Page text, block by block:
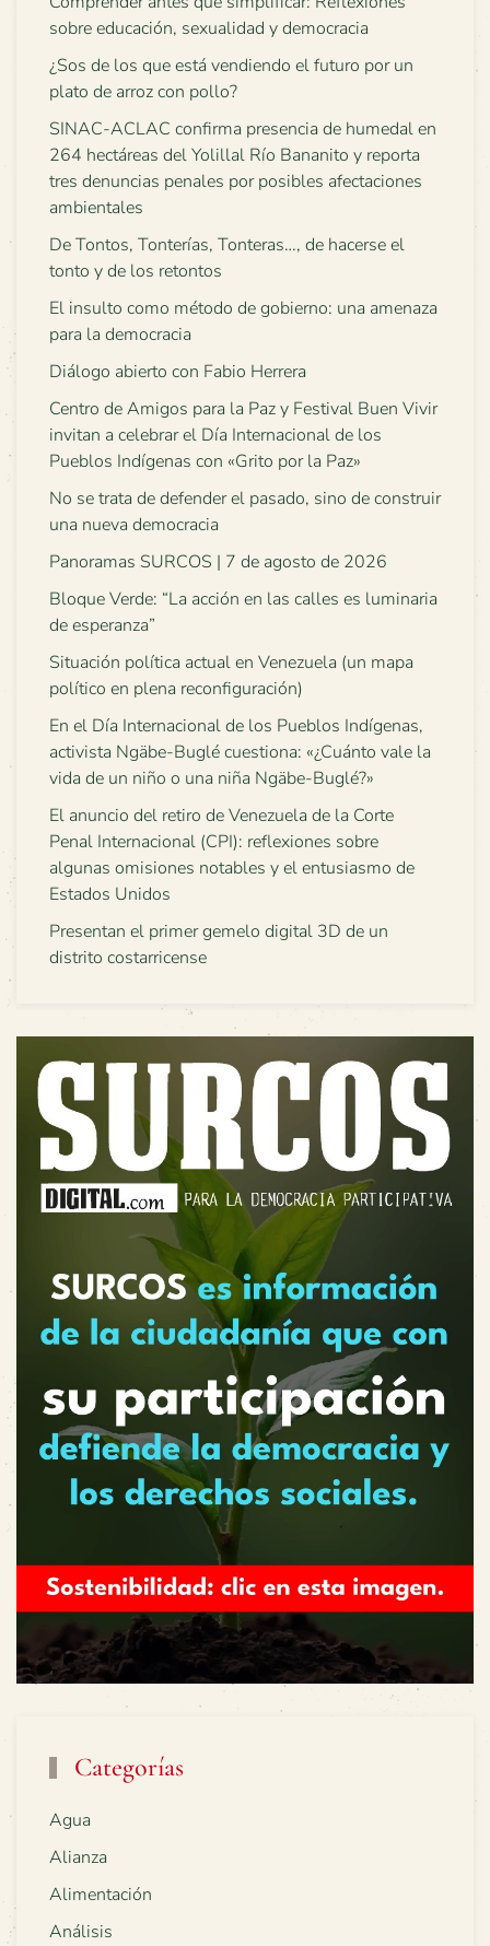
sobre educación, sexualidad y democracia
¿Sos de los que está vendiendo el futuro por un
plato de arroz con pollo?
SINAC-ACLAC confirma presencia de humedal en
264 hectáreas del Yolillal Río Bananito y reporta
tres denuncias penales por posibles afectaciones
ambientales
De Tontos, Tonterías, Tonteras…, de hacerse el
tonto y de los retontos
El insulto como método de gobierno: una amenaza
para la democracia
Diálogo abierto con Fabio Herrera
Centro de Amigos para la Paz y Festival Buen Vivir
invitan a celebrar el Día Internacional de los
Pueblos Indígenas con «Grito por la Paz»
No se trata de defender el pasado, sino de construir
una nueva democracia
Panoramas SURCOS | 7 de agosto de 2026
Bloque Verde: “La acción en las calles es luminaria
de esperanza”
Situación política actual en Venezuela (un mapa
político en plena reconfiguración)
En el Día Internacional de los Pueblos Indígenas,
activista Ngäbe-Buglé cuestiona: «¿Cuánto vale la
vida de un niño o una niña Ngäbe-Buglé?»
El anuncio del retiro de Venezuela de la Corte
Penal Internacional (CPI): reflexiones sobre
algunas omisiones notables y el entusiasmo de
Estados Unidos
Presentan el primer gemelo digital 3D de un
distrito costarricense
Categorías
Agua
Alianza
Alimentación
Análisis